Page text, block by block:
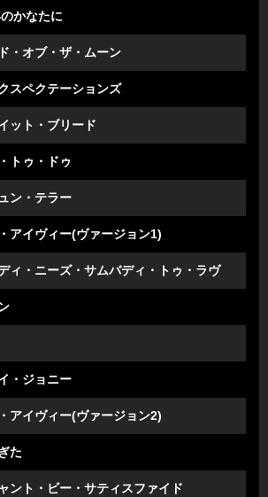
かなたに
・オブ・ザ・ムーン
スペクテーションズ
ット・ブリード
トゥ・ドゥ
ン・テラー
アイヴィー(ヴァージョン1)
ィ・ニーズ・サムバディ・トゥ・ラヴ
・ジョニー
アイヴィー(ヴァージョン2)
た
ント・ビー・サティスファイド